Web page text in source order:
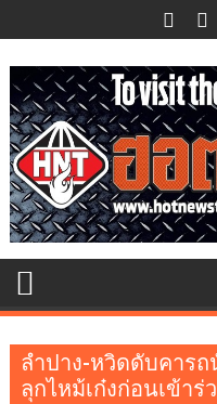
to
content
ลำปาง-หวิดดับคา​รถ​
ลุกไหม้เก๋งก่อนเข้า